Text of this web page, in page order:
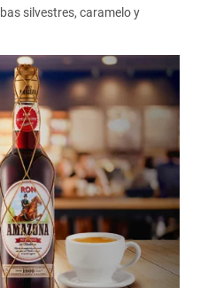
silvestres, caramelo y